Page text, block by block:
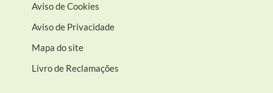
Aviso de Cookies
Aviso de Privacidade
Mapa do site
Livro de Reclamações